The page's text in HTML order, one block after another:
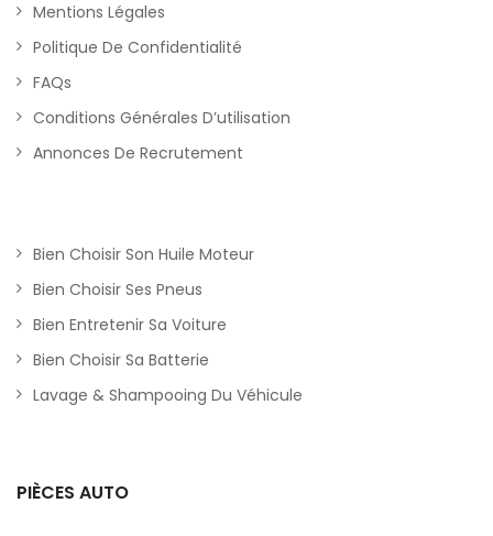
Mentions Légales
Politique De Confidentialité
FAQs
Conditions Générales D’utilisation
Annonces De Recrutement
Bien Choisir Son Huile Moteur
Bien Choisir Ses Pneus
Bien Entretenir Sa Voiture
Bien Choisir Sa Batterie
Lavage & Shampooing Du Véhicule
PIÈCES AUTO